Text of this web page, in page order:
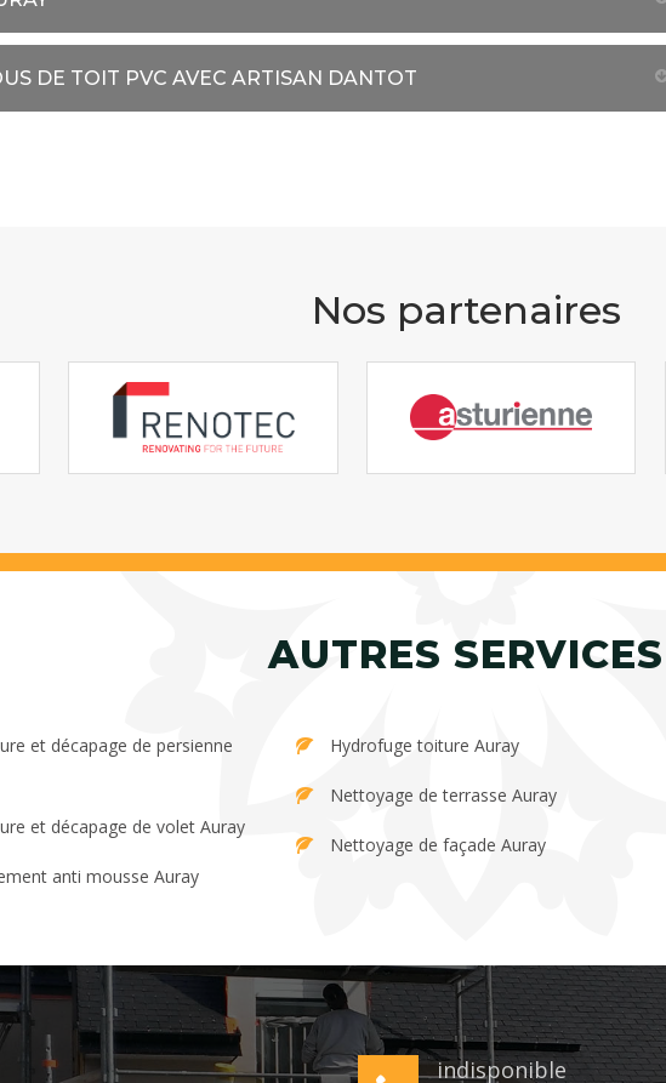
DE TOIT PVC AVEC ARTISAN DANTOT
Nos partenaires
AUTRES SERVICES
et décapage de volet Auray
anti mousse Auray
Hydrofuge toiture Auray
Nettoyage de terrasse Auray
Nettoyage de façade Auray
indisponible